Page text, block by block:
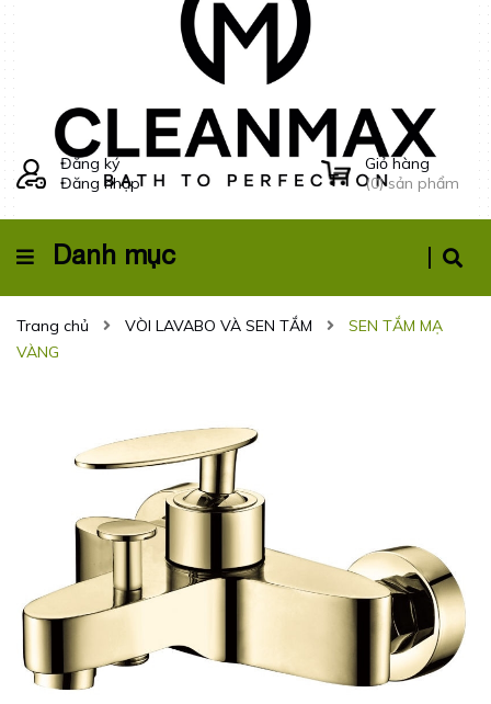
Đăng ký
Đăng nhập
Giỏ hàng
(0) sản phẩm
Danh mục
Trang chủ VÒI LAVABO VÀ SEN TẮM
SEN TẮM MẠ
VÀNG